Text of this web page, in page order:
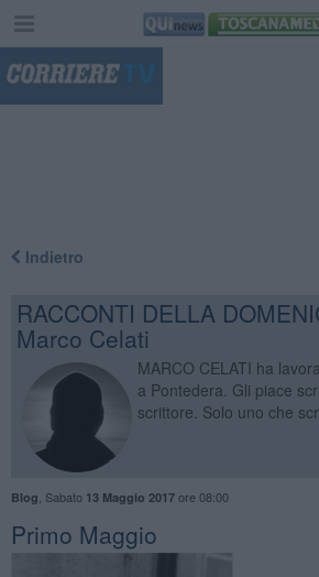
Indietro
RACCONTI DELLA
Marco Celati
MARCO CELATI ha
a Pontedera. Gli piace
scrittore. Solo uno che
Blog Sabato 13 Maggio 2017ore 08:00
Primo Maggio